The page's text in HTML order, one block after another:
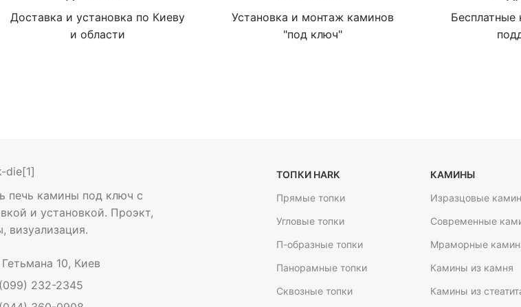
Доставка и установка по Киеву
и области
Установка и монтаж каминов
"под ключ"
Бесплатные
печь камины под ключ с
и установкой. Проэкт,
визуализация.
10, Киев
232-2345
ТОПКИ HARK
Прямые топки
Угловые топки
П-образные топки
Панорамные топки
Сквозные топки
КАМИНЫ
Изразцовые
Современные
Мраморные
Камины из камня
Камины из